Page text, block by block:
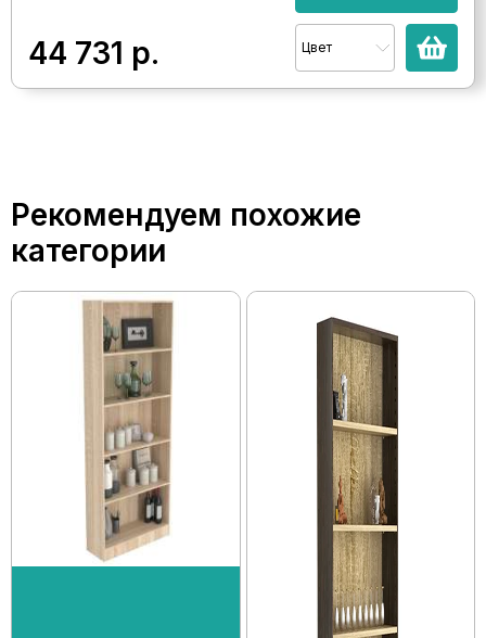
44 731 р. Цвет
Рекомендуем похожие
категории